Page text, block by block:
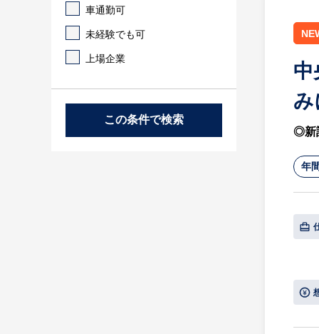
中
み
◎新
年
車通勤可
未経験でも可
上場企業
この条件で検索